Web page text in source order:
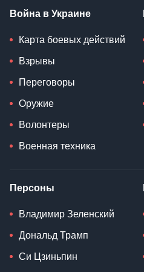
Война в Украине
Карта боевых действий
Взрывы
Переговоры
Оружие
Волонтеры
Военная техника
Персоны
Владимир Зеленский
Дональд Трамп
Си Цзиньпин